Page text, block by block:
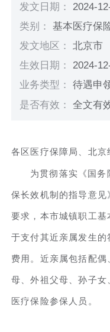
发文日期： 2024-
类别：基本医疗保
发文地区：北京市
生效日期： 2024-
业务类型：待遇申
是否有效：全文有
各区医疗保障局、北京
为贯彻落实《国务
保长效机制的指导意
要求，本市城镇职工
于支付其近亲属发生
费用。近亲属包括配
母、外祖父母、孙子
医疗保险参保人员。